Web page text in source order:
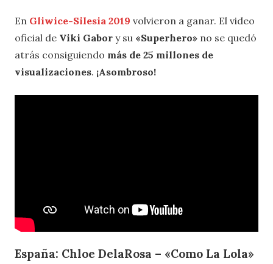
En Gliwice-Silesia 2019 volvieron a ganar. El video
oficial de Viki Gabor y su «Superhero» no se quedó
atrás consiguiendo más de 25 millones de
visualizaciones. ¡Asombroso!
España: Chloe DelaRosa – «Como La Lola»